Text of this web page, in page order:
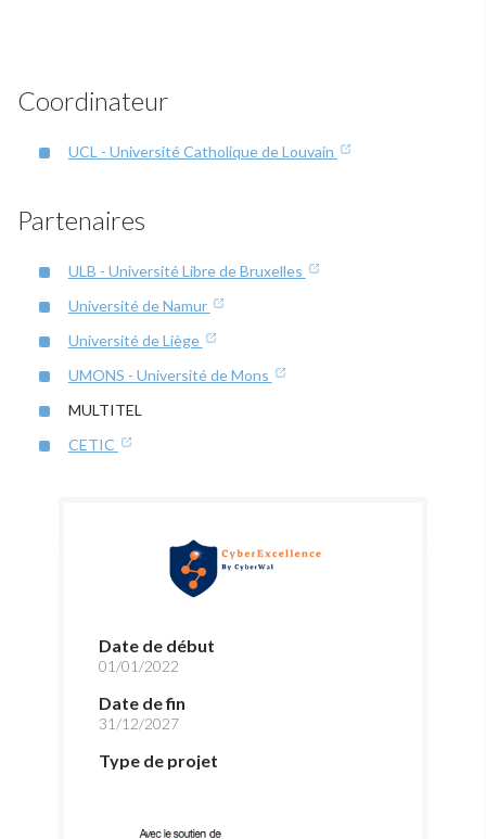
Coordinateur
UCL - Université Catholique de Louvain
Partenaires
ULB - Université Libre de Bruxelles
Université de Namur
Université de Liège
UMONS - Université de Mons
MULTITEL
CETIC
Date de début
01/01/2022
Date de fin
31/12/2027
Type de projet